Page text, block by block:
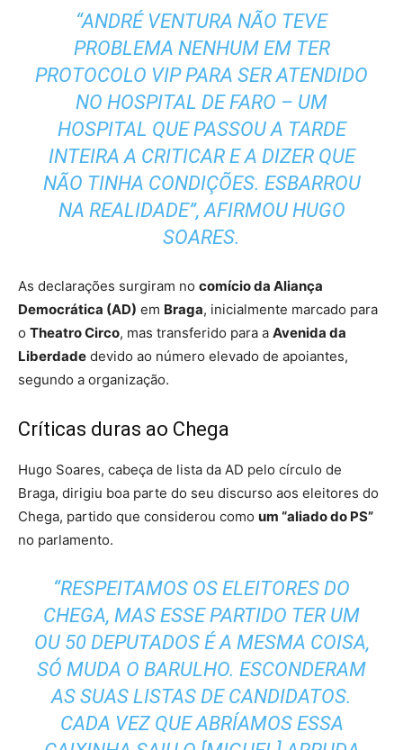
“ANDRÉ VENTURA NÃO TEVE
PROBLEMA NENHUM EM TER
PROTOCOLO VIP PARA SER ATENDIDO
NO HOSPITAL DE FARO – UM
HOSPITAL QUE PASSOU A TARDE
INTEIRA A CRITICAR E A DIZER QUE
NÃO TINHA CONDIÇÕES. ESBARROU
NA REALIDADE”, AFIRMOU HUGO
SOARES.
As declarações surgiram no comício da Aliança
Democrática (AD) em Braga, inicialmente marcado para
o Theatro Circo, mas transferido para a Avenida da
Liberdade devido ao número elevado de apoiantes,
segundo a organização.
Críticas duras ao Chega
Hugo Soares, cabeça de lista da AD pelo círculo de
Braga, dirigiu boa parte do seu discurso aos eleitores do
Chega, partido que considerou como um “aliado do PS”
no parlamento.
“RESPEITAMOS OS ELEITORES DO
CHEGA, MAS ESSE PARTIDO TER UM
OU 50 DEPUTADOS É A MESMA COISA,
SÓ MUDA O BARULHO. ESCONDERAM
AS SUAS LISTAS DE CANDIDATOS.
CADA VEZ QUE ABRÍAMOS ESSA